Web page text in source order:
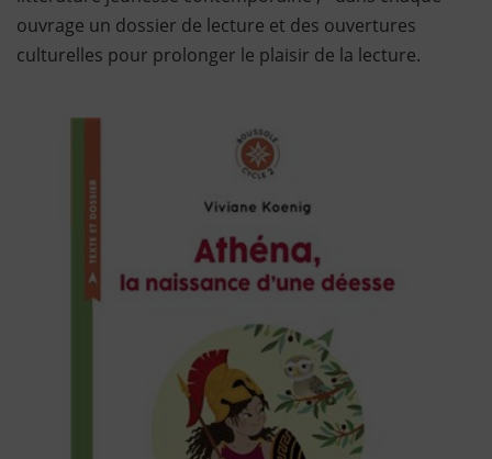
ouvrage un dossier de lecture et des ouvertures
culturelles pour prolonger le plaisir de la lecture.